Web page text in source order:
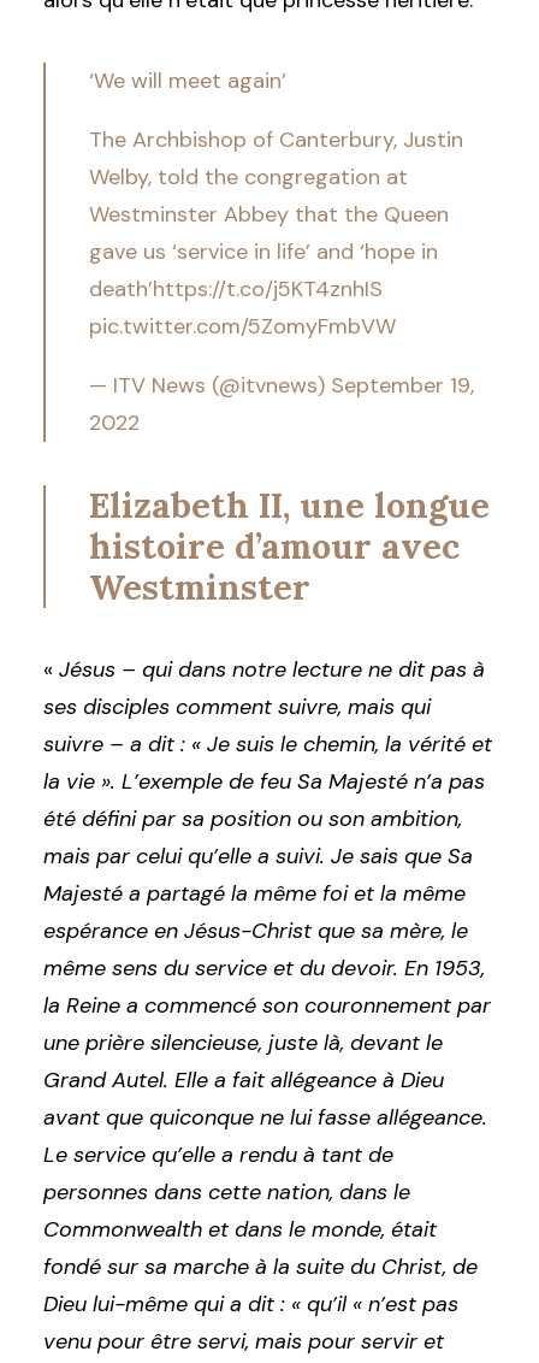
‘We will meet again’
The Archbishop of Canterbury, Justin
Welby, told the congregation at
Westminster Abbey that the Queen
gave us ‘service in life’ and ‘hope in
death’https://t.co/j5KT4znhIS
pic.twitter.com/5ZomyFmbVW
— ITV News (@itvnews) September 19,
2022
Elizabeth II, une longue
histoire d’amour avec
Westminster
« Jésus – qui dans notre lecture ne dit pas à
ses disciples comment suivre, mais qui
suivre – a dit : « Je suis le chemin, la vérité et
la vie ». L’exemple de feu Sa Majesté n’a pas
été défini par sa position ou son ambition,
mais par celui qu’elle a suivi. Je sais que Sa
Majesté a partagé la même foi et la même
espérance en Jésus-Christ que sa mère, le
même sens du service et du devoir. En 1953,
la Reine a commencé son couronnement par
une prière silencieuse, juste là, devant le
Grand Autel. Elle a fait allégeance à Dieu
avant que quiconque ne lui fasse allégeance.
Le service qu’elle a rendu à tant de
personnes dans cette nation, dans le
Commonwealth et dans le monde, était
fondé sur sa marche à la suite du Christ, de
Dieu lui-même qui a dit : « qu’il « n’est pas
venu pour être servi, mais pour servir et